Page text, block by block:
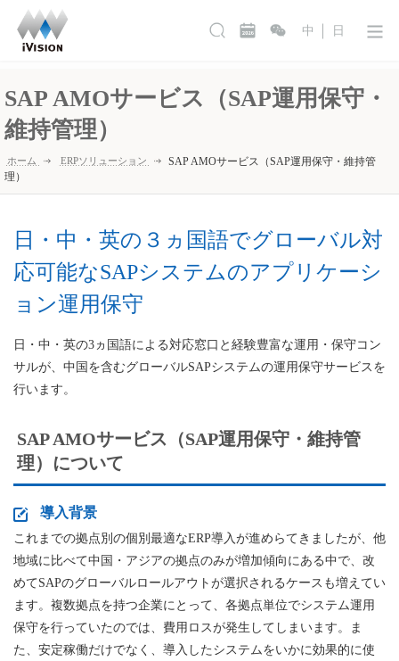
中 日
SAP AMOサービス（SAP運用保守・
維持管理）
ホーム ERPソリューション
SAP AMOサービス（SAP運用保守・維持管
理）
日・中・英の３ヵ国語でグローバル対
応可能なSAPシステムのアプリケーシ
ョン運用保守
日・中・英の3ヵ国語による対応窓口と経験豊富な運用・保守コン
サルが、中国を含むグローバルSAPシステムの運用保守サービスを
行います。
SAP AMOサービス（SAP運用保守・維持管
理）について
導入背景
これまでの拠点別の個別最適なERP導入が進めらてきましたが、他
地域に比べて中国・アジアの拠点のみが増加傾向にある中で、改
めてSAPのグローバルロールアウトが選択されるケースも増えてい
ます。複数拠点を持つ企業にとって、各拠点単位でシステム運用
保守を行っていたのでは、費用ロスが発生してしまいます。ま
た、安定稼働だけでなく、導入したシステムをいかに効果的に使